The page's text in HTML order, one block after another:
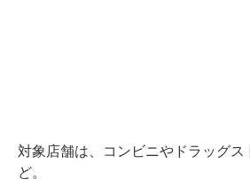
対象店舗は、コンビニやドラッグス
ど。